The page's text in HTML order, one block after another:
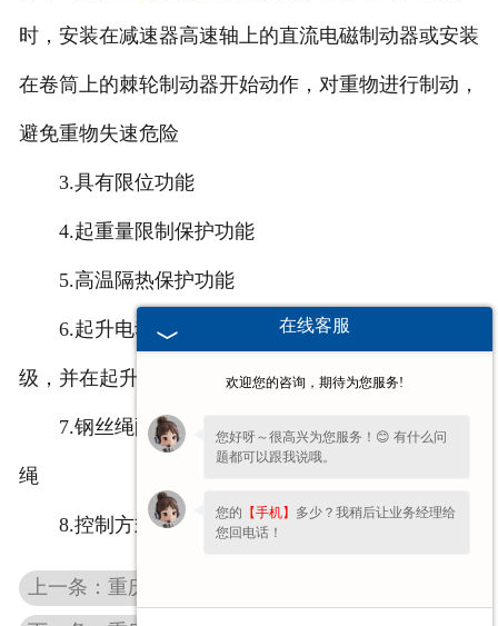
重庆液压夹轨器
时，安装在减速器高速轴上的直流电磁制动器或安装
在卷筒上的棘轮制动器开始动作，对重物进行制动，
避免重物失速危险
3.具有限位功能
4.起重量限制保护功能
5.高温隔热保护功能
6.起升电动机和运行电动机的绝缘等级采用H
级，并在起升电机绕组内装有过热保护装置
7.钢丝绳配置冶金场合专用的高强度抗高温钢丝
绳
8.控制方式优先采用遥控控制
上一条：重庆欧式电动葫芦
在线客服
欢迎您的咨询，期待为您服务!
您好呀～很高兴为您服务！😊 有什么问
题都可以跟我说哦。
您的 【手机】 多少？我稍后让业务经理给
您回电话！